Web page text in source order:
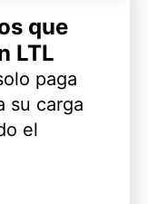
que
LTL
paga
su carga
el